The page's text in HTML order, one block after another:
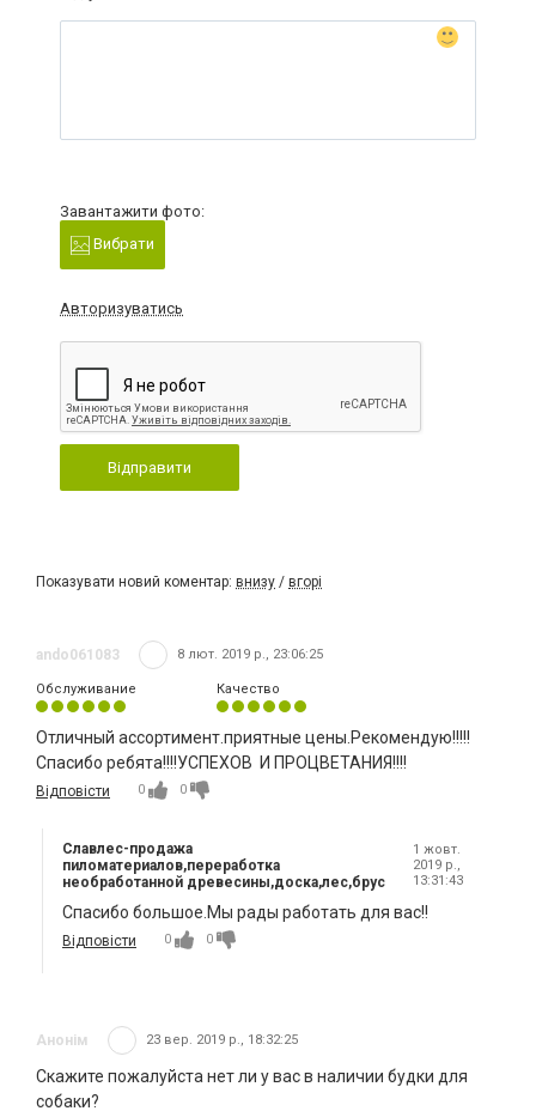
Завантажити фото:
Вибрати
Авторизуватись
Відправити
Показувати новий коментар: внизу / вгорі
ando061083 8 лют. 2019 р., 23:06:25
Обслуживание Качество
Отличный ассортимент.приятные цены.Рекомендую!!!!!
Спасибо ребята!!!!УСПЕХОВ И ПРОЦВЕТАНИЯ!!!!
Відповісти 0 0
Славлес-продажа
пиломатериалов,переработка
необработанной древесины,доска,лес,брус
1 жовт.
2019 р.,
13:31:43
Спасибо большое.Мы рады работать для вас!!
Відповісти 0 0
Анонім 23 вер. 2019 р., 18:32:25
Скажите пожалуйста нет ли у вас в наличии будки для
собаки?